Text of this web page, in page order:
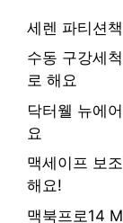
세렌 파티션
수동 구강세
로 해요
닥터웰 뉴에
요
맥세이프 보
해요!
맥북프로14